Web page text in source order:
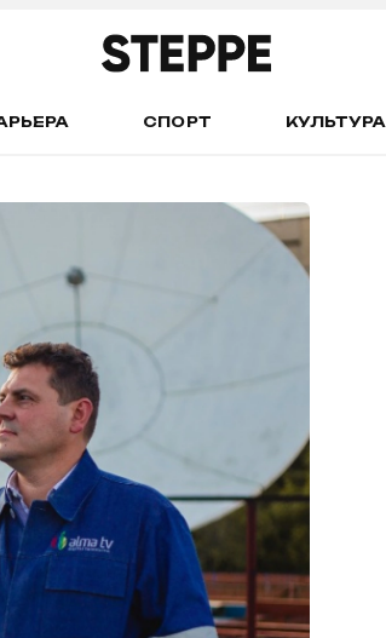
СПОРТ КУЛЬТУРА